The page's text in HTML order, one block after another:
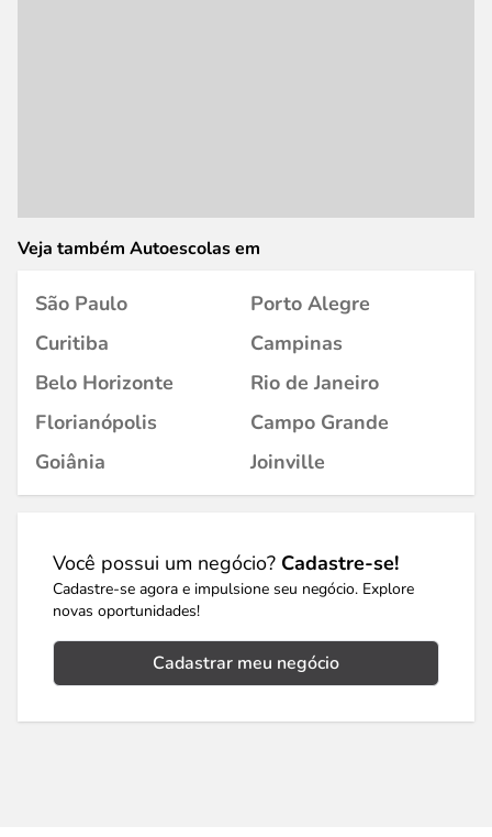
Veja também Autoescolas em
São Paulo
Porto Alegre
Curitiba
Campinas
Belo Horizonte
Rio de Janeiro
Florianópolis
Campo Grande
Goiânia
Joinville
Você possui um negócio? Cadastre-se!
Cadastre-se agora e impulsione seu negócio. Explore
novas oportunidades!
Cadastrar meu negócio